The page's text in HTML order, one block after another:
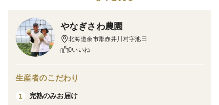
やなぎさわ農園
北海道余市郡赤井川村字池田
0いいね
生産者のこだわり
1
完熟のみお届け